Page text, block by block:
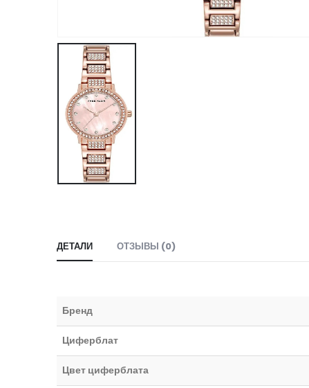
ДЕТАЛИ ОТЗЫВЫ (0)
Бренд
Циферблат
Цвет циферблата